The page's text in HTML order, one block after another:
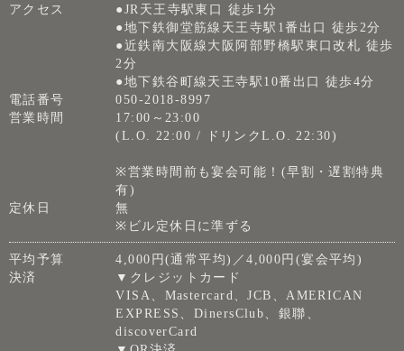
アクセス
●JR天王寺駅東口 徒歩1分
●地下鉄御堂筋線天王寺駅1番出口 徒歩2分
●近鉄南大阪線大阪阿部野橋駅東口改札 徒歩
2分
●地下鉄谷町線天王寺駅10番出口 徒歩4分
電話番号
050-2018-8997
営業時間
17:00～23:00
(L.O. 22:00 / ドリンクL.O. 22:30)
※営業時間前も宴会可能！(早割・遅割特典
有)
定休日
無
※ビル定休日に準ずる
平均予算
4,000円(通常平均)／4,000円(宴会平均)
決済
▼クレジットカード
VISA、Mastercard、JCB、AMERICAN
EXPRESS、DinersClub、銀聯、
discoverCard